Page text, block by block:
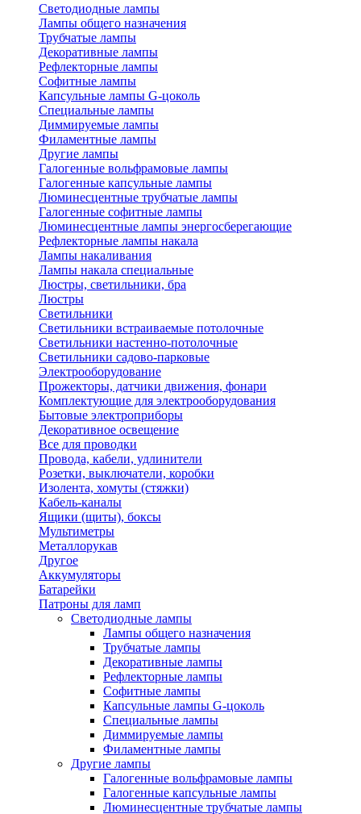
Светодиодные лампы
Лампы общего назначения
Трубчатые лампы
Декоративные лампы
Рефлекторные лампы
Софитные лампы
Капсульные лампы G-цоколь
Специальные лампы
Диммируемые лампы
Филаментные лампы
Другие лампы
Галогенные вольфрамовые лампы
Галогенные капсульные лампы
Люминесцентные трубчатые лампы
Галогенные софитные лампы
Люминесцентные лампы энергосберегающие
Рефлекторные лампы накала
Лампы накаливания
Лампы накала специальные
Люстры, светильники, бра
Люстры
Светильники
Светильники встраиваемые потолочные
Светильники настенно-потолочные
Светильники садово-парковые
Электрооборудование
Прожекторы, датчики движения, фонари
Комплектующие для электрооборудования
Бытовые электроприборы
Декоративное освещение
Все для проводки
Провода, кабели, удлинители
Розетки, выключатели, коробки
Изолента, хомуты (стяжки)
Кабель-каналы
Ящики (щиты), боксы
Мультиметры
Металлорукав
Другое
Аккумуляторы
Батарейки
Патроны для ламп
Светодиодные лампы
Лампы общего назначения
Трубчатые лампы
Декоративные лампы
Рефлекторные лампы
Софитные лампы
Капсульные лампы G-цоколь
Специальные лампы
Диммируемые лампы
Филаментные лампы
Другие лампы
Галогенные вольфрамовые лампы
Галогенные капсульные лампы
Люминесцентные трубчатые лампы